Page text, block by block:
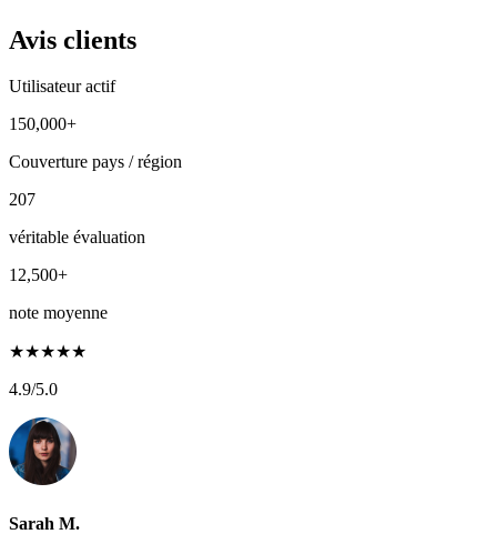
Avis clients
Utilisateur actif
150,000+
Couverture pays / région
207
véritable évaluation
12,500+
note moyenne
★★★★★
4.9/5.0
Sarah M.